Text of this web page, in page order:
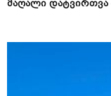
მაღალი დატვირთვა